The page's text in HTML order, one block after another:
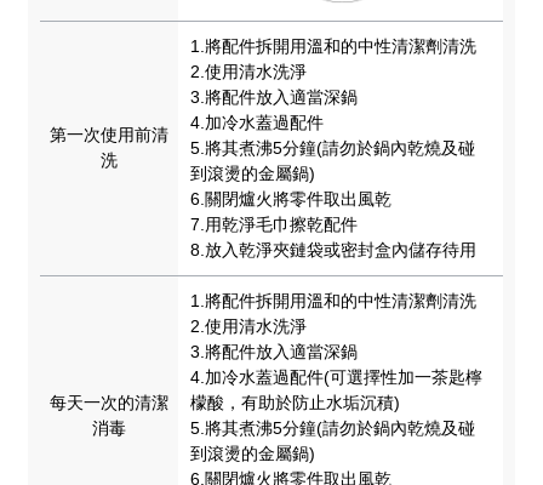
第一次使用前清
洗
1.將配件拆開用溫和的中性清潔劑清洗
2.使用清水洗淨
3.將配件放入適當深鍋
4.加冷水蓋過配件
5.將其煮沸5分鐘(請勿於鍋內乾燒及碰
到滾燙的金屬鍋)
6.關閉爐火將零件取出風乾
7.用乾淨毛巾擦乾配件
8.放入乾淨夾鏈袋或密封盒內儲存待用
每天一次的清潔
消毒
1.將配件拆開用溫和的中性清潔劑清洗
2.使用清水洗淨
3.將配件放入適當深鍋
4.加冷水蓋過配件(可選擇性加一茶匙檸
檬酸，有助於防止水垢沉積)
5.將其煮沸5分鐘(請勿於鍋內乾燒及碰
到滾燙的金屬鍋)
6.關閉爐火將零件取出風乾